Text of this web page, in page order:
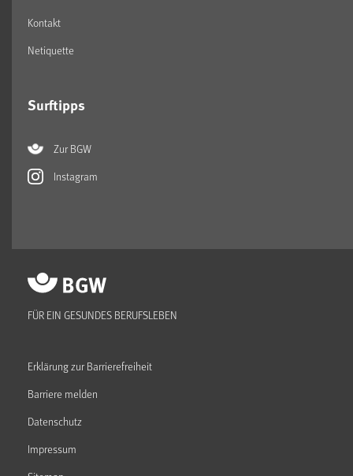
Kontakt
Netiquette
Surftipps
Zur BGW
Instagram
FÜR EIN GESUNDES BERUFSLEBEN
Erklärung zur Barrierefreiheit
Barriere melden
Datenschutz
Impressum